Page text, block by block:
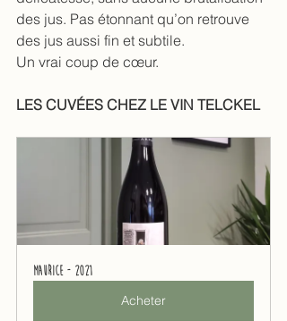
des jus. Pas étonnant qu’on retrouve
des jus aussi fin et subtile.
Un vrai coup de cœur.
LES CUVÉES CHEZ LE VIN TELCKEL
Maurice - 2021
Acheter